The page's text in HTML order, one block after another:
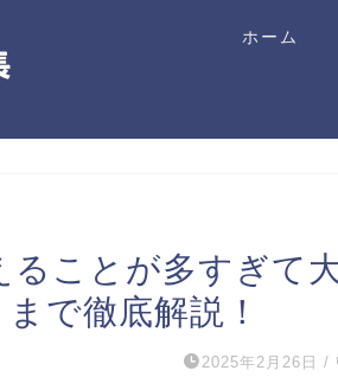
ホーム
ことが多すぎて
で徹底解説！
2025年2月26日 /